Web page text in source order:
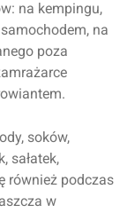
na kempingu,
na
poza
soków,
sałatek,
również podczas
w